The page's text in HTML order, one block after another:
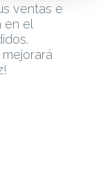
ventas e
el